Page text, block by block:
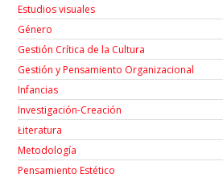
Estudios visuales
Género
Gestión Crítica de la Cultura
Gestión y Pensamiento Organizacional
Infancias
Investigación-Creación
Łiteratura
Metodología
Pensamiento Estético